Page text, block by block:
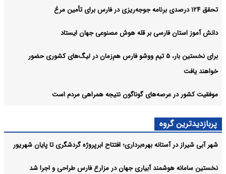
تحقق ۱۲۴ درصدی برنامه جوجه‌ریزی در فارس برای تأمین مرغ
دانش آموز استان فارسی بر قله هوش مصنوعی جهان ایستاد
برای نخستین‌ بار، ۵ تیم ووشو فارس هم‌زمان در لیگ‌های کشوری حضور
خواهند یافت
موفقیت کشور در عرصه‌های گوناگون نتیجه همراهی مردم است
پربازدیدترین گروه
شهر آبی شیراز در آستانه بهره‌برداری؛ افتتاح ابرپروژه گردشگری تا پایان شهریور
نخستین سامانه هوشمند آبیاری جهان در مزارع فارس طراحی و اجرا شد